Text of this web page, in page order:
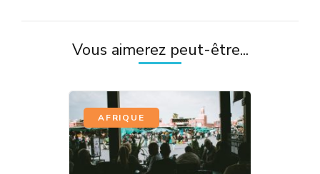
Vous aimerez peut-être...
AFRIQUE